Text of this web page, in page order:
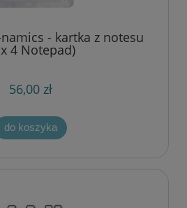
- kartka z notesu
4 Notepad)
56,00 zł
do koszyka